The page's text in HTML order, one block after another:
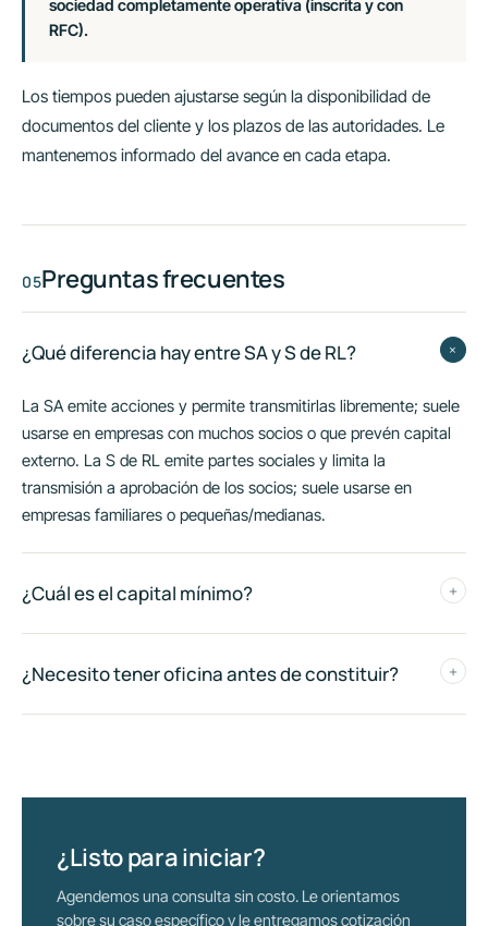
sociedad completamente operativa (inscrita y con
RFC).
Los tiempos pueden ajustarse según la disponibilidad de
documentos del cliente y los plazos de las autoridades. Le
mantenemos informado del avance en cada etapa.
Preguntas frecuentes
¿Qué diferencia hay entre SA y S de RL? +
La SA emite acciones y permite transmitirlas libremente; suele
usarse en empresas con muchos socios o que prevén capital
externo. La S de RL emite partes sociales y limita la
transmisión a aprobación de los socios; suele usarse en
empresas familiares o pequeñas/medianas.
¿Cuál es el capital mínimo? +
¿Necesito tener oficina antes de constituir? +
¿Listo para iniciar?
Agendemos una consulta sin costo. Le orientamos
sobre su caso específico y le entregamos cotización